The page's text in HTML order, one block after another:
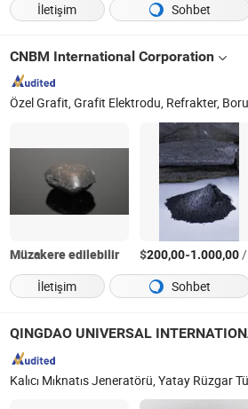
İletişim
Sohbet
CNBM International Corporation
Müzakere edilebilir $200,00-1.000,00/Ton
İletişim
Sohbet